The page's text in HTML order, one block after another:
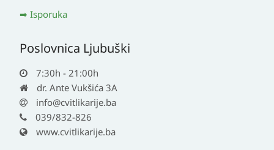
Isporuka
Poslovnica Ljubuški
7:30h - 21:00h
dr. Ante Vukšića 3A
info@cvitlikarije.ba
039/832-826
www.cvitlikarije.ba